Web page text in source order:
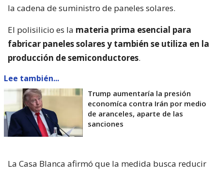
la cadena de suministro de paneles solares.
El polisilicio es la materia prima esencial para
fabricar paneles solares y también se utiliza en la
producción de semiconductores.
Lee también...
Trump aumentaría la presión
economíca contra Irán por medio
de aranceles, aparte de las
sanciones
La Casa Blanca afirmó que la medida busca reducir